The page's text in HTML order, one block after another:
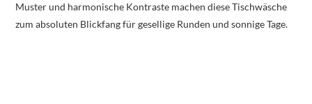
Muster und harmonische Kontraste machen diese Tischwäsche
zum absoluten Blickfang für gesellige Runden und sonnige Tage.